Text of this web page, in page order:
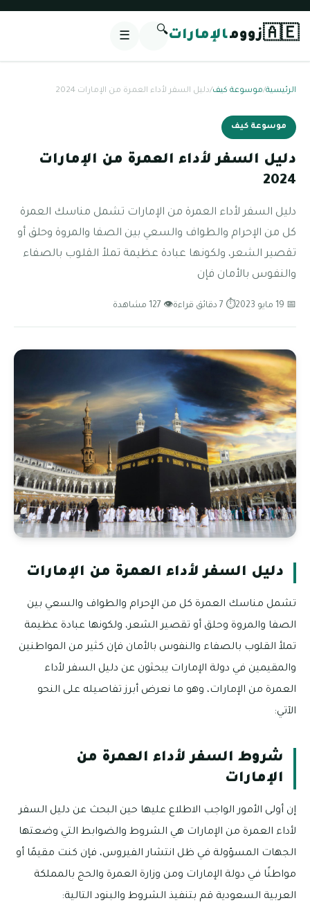
🇦🇪زوومالإمارات🔍
☰
الرئيسية/موسوعة كيف/دليل السفر لأداء العمرة من الإمارات 2024
موسوعة كيف
دليل السفر لأداء العمرة من الإمارات
2024
دليل السفر لأداء العمرة من الإمارات تشمل مناسك العمرة
كل من الإحرام والطواف والسعي بين الصفا والمروة وحلق أو
تقصير الشعر، ولكونها عبادة عظيمة تملأ القلوب بالصفاء
والنفوس بالأمان فإن
📅 19 مايو 2023 ⏱ 7 دقائق قراءة 👁 127 مشاهدة
دليل السفر لأداء العمرة من الإمارات
تشمل مناسك العمرة كل من الإحرام والطواف والسعي بين
الصفا والمروة وحلق أو تقصير الشعر، ولكونها عبادة عظيمة
تملأ القلوب بالصفاء والنفوس بالأمان فإن كثير من المواطنين
والمقيمين في دولة الإمارات يبحثون عن دليل السفر لأداء
العمرة من الإمارات، وهو ما نعرض أبرز تفاصيله على النحو
الآتي:
شروط السفر لأداء العمرة من
الإمارات
إن أولى الأمور الواجب الاطلاع عليها حين البحث عن دليل السفر
لأداء العمرة من الإمارات هي الشروط والضوابط التي وضعتها
الجهات المسؤولة في ظل انتشار الفيروس، فإن كنت مقيمًا أو
مواطنًا في دولة الإمارات ومن وزارة العمرة والحج بالمملكة
العربية السعودية قم بتنفيذ الشروط والبنود التالية: